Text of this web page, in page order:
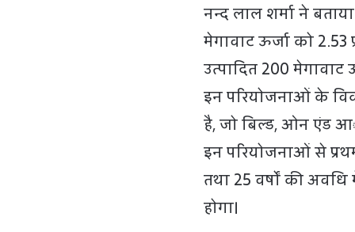
नन्द लाल शर्मा ने
मेगावाट ऊर्जा को
उत्पादित 200 मेगावाट
इन परियोजनाओं के
है, जो बिल्ड, ओन एंड
इन परियोजनाओं से
तथा 25 वर्षों की
होगा।